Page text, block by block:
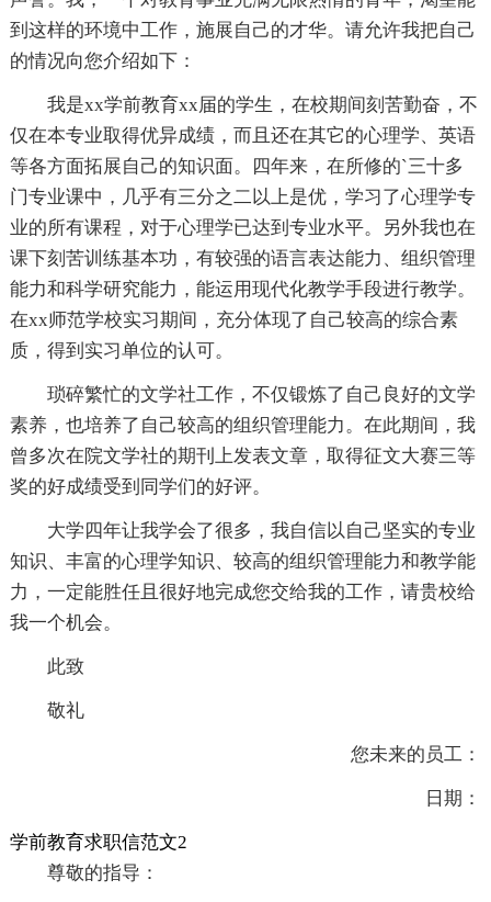
到这样的环境中工作，施展自己的才华。请允许我把自己
的情况向您介绍如下：
我是xx学前教育xx届的学生，在校期间刻苦勤奋，不
仅在本专业取得优异成绩，而且还在其它的心理学、英语
等各方面拓展自己的知识面。四年来，在所修的`三十多
门专业课中，几乎有三分之二以上是优，学习了心理学专
业的所有课程，对于心理学已达到专业水平。另外我也在
课下刻苦训练基本功，有较强的语言表达能力、组织管理
能力和科学研究能力，能运用现代化教学手段进行教学。
在xx师范学校实习期间，充分体现了自己较高的综合素
质，得到实习单位的认可。
琐碎繁忙的文学社工作，不仅锻炼了自己良好的文学
素养，也培养了自己较高的组织管理能力。在此期间，我
曾多次在院文学社的期刊上发表文章，取得征文大赛三等
奖的好成绩受到同学们的好评。
大学四年让我学会了很多，我自信以自己坚实的专业
知识、丰富的心理学知识、较高的组织管理能力和教学能
力，一定能胜任且很好地完成您交给我的工作，请贵校给
我一个机会。
此致
敬礼
您未来的员工：
日期：
学前教育求职信范文2
尊敬的指导：